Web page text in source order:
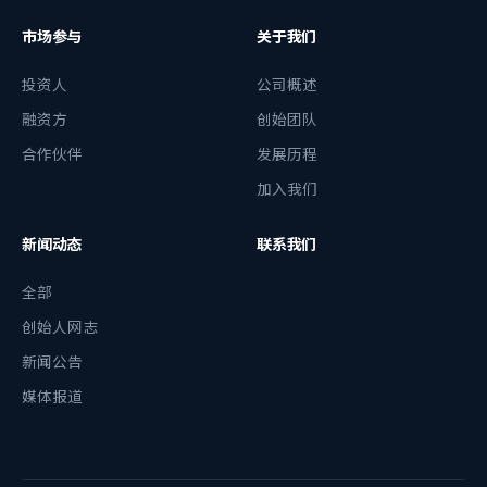
市场参与
投资人
融资方
合作伙伴
关于我们
公司概述
创始团队
发展历程
加入我们
新闻动态
全部
创始人网志
新闻公告
媒体报道
联系我们